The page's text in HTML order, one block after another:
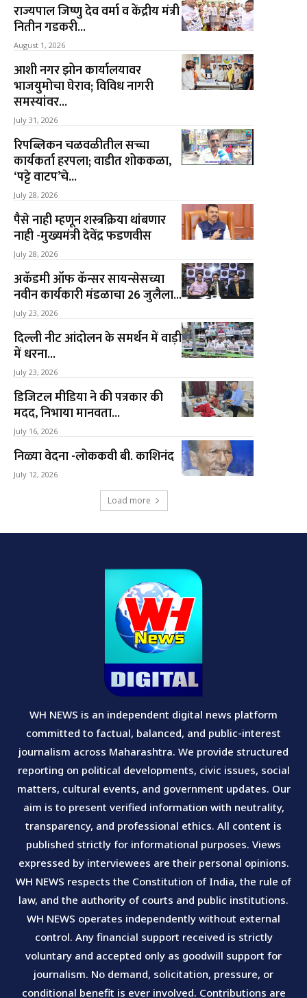
राज्यपाल जिष्णु देव वर्मा व केंद्रीय मंत्री
नितीन गडकरी...
August 1, 2026
आशी नगर झोन कार्यालयावर
भाजयुमोचा घेराव; विविध नागरी
समस्यांवर...
July 31, 2026
रिपब्लिकन चळवळीतील सच्चा
कार्यकर्ता हरपला; वाडीत शोककळा,
‘पट्टे वाटप’चे...
July 28, 2026
पैसे नाही म्हणून शस्त्रक्रिया थांबणार
नाही -मुख्यमंत्री देवेंद्र फडणवीस
July 28, 2026
अकॅडमी ऑफ कॅन्सर सायन्सेसच्या
नवीन कार्यकारी मंडळाचा 26 जुलैला...
July 23, 2026
दिल्ली नीट आंदोलन के समर्थन में वाड़ी
में धरना...
July 23, 2026
डिजिटल मीडिया ने की पत्रकार की
मदद, निभाया मानवता...
July 16, 2026
निळ्या वेदना -लोककवी बी. काशिनंद
July 12, 2026
Load more
WH NEWS is an independent digital news platform
committed to factual, balanced, and public-interest
journalism across Maharashtra. We provide structured
reporting on political developments, civic issues, social
matters, cultural events, and government updates. Our
aim is to present verified information with neutrality,
transparency, and professional ethics. All content is
published strictly for informational purposes. Views
expressed by interviewees are their personal opinions.
WH NEWS respects the Constitution of India, the rule of
law, and the authority of courts and public institutions.
WH NEWS operates independently without external
control. Any financial support received is strictly
voluntary and accepted only as goodwill support for
journalism. No demand, solicitation, pressure, or
conditional benefit is ever involved. Contributions are